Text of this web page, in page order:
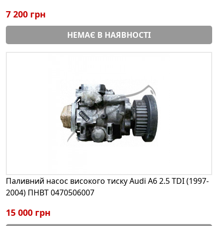
7 200 грн
НЕМАЄ В НАЯВНОСТІ
Паливний насос високого тиску Audi A6 2.5 TDI (1997-
2004) ПНВТ 0470506007
15 000 грн